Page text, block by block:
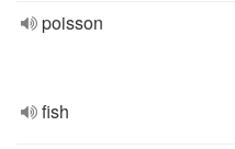
poisson
fish